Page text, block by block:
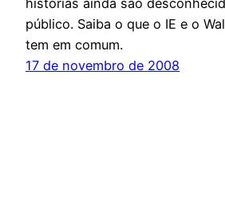
público. Saiba o que o IE e o
tem em comum.
17 de novembro de 2008